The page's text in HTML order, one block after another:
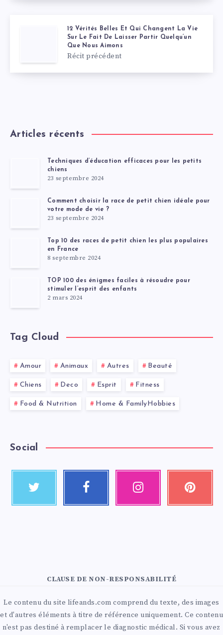
12 Vérités Belles Et Qui Changent La Vie
Sur Le Fait De Laisser Partir Quelqu’un
Que Nous Aimons
Récit précédent
Articles récents
Techniques d’éducation efficaces pour les petits
chiens
23 septembre 2024
Comment choisir la race de petit chien idéale pour
votre mode de vie ?
23 septembre 2024
Top 10 des races de petit chien les plus populaires
en France
8 septembre 2024
TOP 100 des énigmes faciles à résoudre pour
stimuler l’esprit des enfants
2 mars 2024
Tag Cloud
Amour Animaux Autres Beauté
Chiens Deco Esprit Fitness
Food & Nutrition Home & FamilyHobbies
Social
CLAUSE DE NON-RESPONSABILITÉ
Le contenu du site lifeands.com comprend du texte, des images
et d'autres éléments à titre de référence uniquement. Ce contenu
n'est pas destiné à remplacer le diagnostic médical. Si vous avez